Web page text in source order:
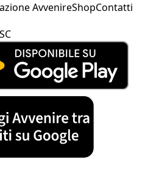
AvvenireShopContatti